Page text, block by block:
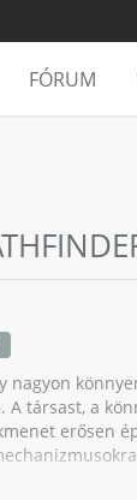
FÓRUM
nagyon
A társast, a
erősen